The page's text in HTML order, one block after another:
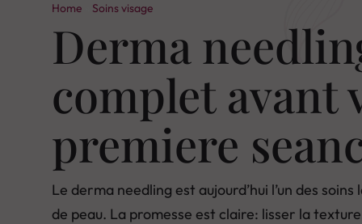
Home Soins visage
Derma
complet avant
premiere
Le derma needling est aujourd’hui l’un des
de peau. La promesse est claire: lisser la